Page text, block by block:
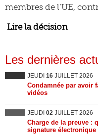
membres de l’UE,
Lire la décision
Les dernières
JEUDI 16 JUILLET 2026
Condamnée par avoir
vidéos
JEUDI 02 JUILLET 2026
Charge de la preuve :
signature électronique